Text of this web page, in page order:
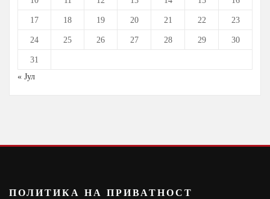
17 18 19 20 21 22 23
24 25 26 27 28 29 30
31
« Јул
ПОЛИТИКА НА ПРИВАТНОСТ